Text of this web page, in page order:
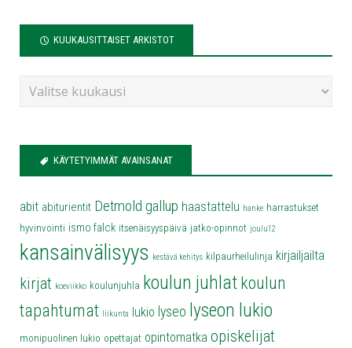
KUUKAUSITTAISET ARKISTOT
KÄYTETYIMMÄT AVAINSANAT
abit abiturientit Detmold gallup haastattelu hanke harrastukset
hyvinvointi ismo falck itsenäisyyspäivä jatko-opinnot joulu12
kansainvälisyys kestävä kehitys kilpaurheilulinja kirjailjailta
kirjat koeviikko koulunjuhla koulun juhlat koulun
tapahtumat liikunta lukio lyseo lyseon lukio
monipuolinen lukio opettajat opintomatka opiskelijat